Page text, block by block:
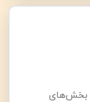
بخش‌های